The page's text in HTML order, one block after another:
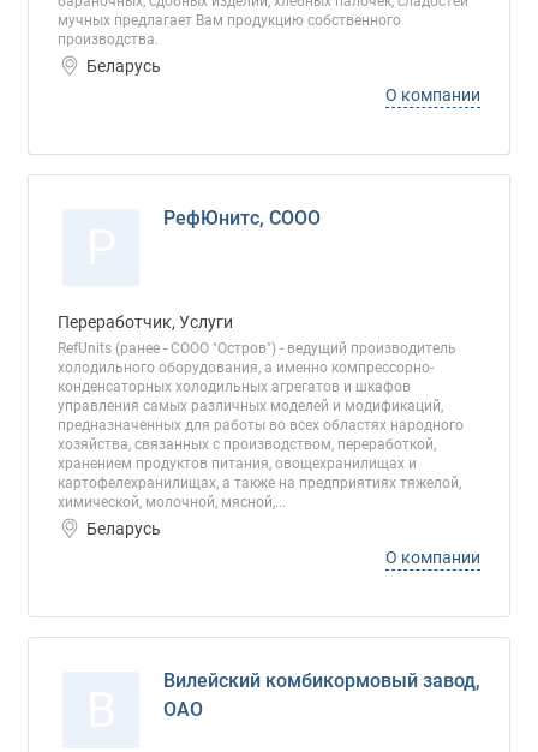
мучных предлагает Вам продукцию собственного
производства.
Беларусь
О компании
РефЮнитс, СООО
Переработчик, Услуги
RefUnits (ранее - СООО "Остров") - ведущий производитель
холодильного оборудования, а именно компрессорно-
конденсаторных холодильных агрегатов и шкафов
управления самых различных моделей и модификаций,
предназначенных для работы во всех областях народного
хозяйства, связанных с производством, переработкой,
хранением продуктов питания, овощехранилищах и
картофелехранилищах, а также на предприятиях тяжелой,
химической, молочной, мясной,...
Беларусь
О компании
Вилейский комбикормовый завод,
ОАО